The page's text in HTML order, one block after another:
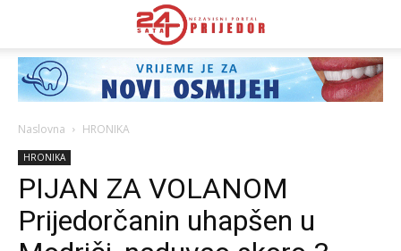
Naslovna HRONIKA
HRONIKA
PIJAN ZA VOLANOM
Prijedorčanin uhapšen u